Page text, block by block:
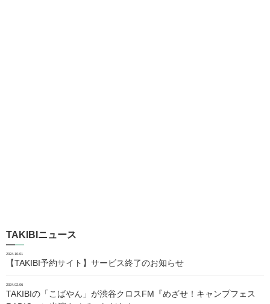
TAKIBIニュース
2024.10.01
【TAKIBI予約サイト】サービス終了のお知らせ
2024.02.06
TAKIBIの「こばやん」が渋谷クロスFM『めざせ！キャンプフェス